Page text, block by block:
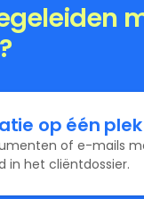
op één plek
of e-mails
in het cliëntdossier.